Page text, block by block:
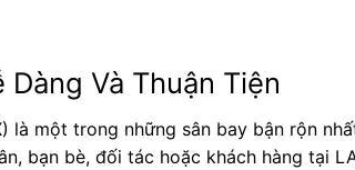
Dàng Và Thuận Tiện
là một trong những sân bay bận rộn
bạn bè, đối tác hoặc khách hàng tại